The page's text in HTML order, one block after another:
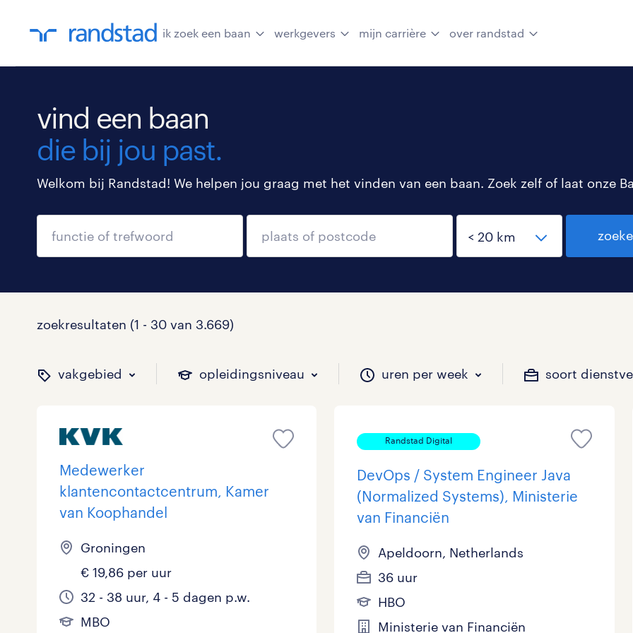
ik zoek een baan werkgevers mijn carrière over randstad
vind een baan
die bij jou past.
Welkom bij Randstad! We helpen jou graag met het vinden van een baan. Zoek zelf of laat onze
zoekresultaten (1 - 30 van 3.669)
vakgebied opleidingsniveau uren per week soort
binnen welk vakgebied wil je werken?
Administratief Beveiliging 12
Callcenter / Contactcenter Chauffeurs 532
Financieel
ICT Industrieel / Productie 487
op welk niveau zoek je vacatures?
Basisonderwijs Geen 893
HBO 559 LBO, MAVO, VMBO 0
Master 0
VMBO/MAVO WO 144
hoeveel uren per week wil je werken?
0 - 8 uur 326 9 - 16 uur 292
25 - 32 uur 33 - 36 uur 309
toon 3.669 resultaten
welk soort dienstverband zou jij willen?
Detachering Tijdelijk 963
Vast 471
toon 3.669 resultaten
Medewerker
klantencontactcentrum, Kamer
van Koophandel
Groningen
€ 19,86 per uur
32 - 38 uur, 4 - 5 dagen p.w.
MBO
Randstad Digital
DevOps / System Engineer Java
(Normalized Systems), Ministerie
van Financiën
Apeldoorn, Netherlands
36 uur
HBO
Ministerie van Financiën